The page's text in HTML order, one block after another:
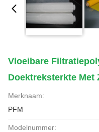
Vloeibare
Doektreksterkte Met
Merknaam:
PFM
Modelnummer: